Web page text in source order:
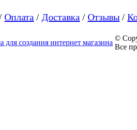
Оплата / Доставка / Отзывы /
для создания интернет магазина
©
Все